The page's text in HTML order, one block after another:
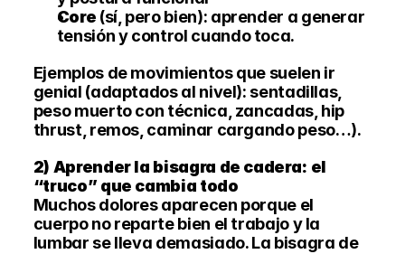
Core (sí, pero bien): aprender a generar
tensión y control cuando toca.
Ejemplos de movimientos que suelen ir
genial (adaptados al nivel): sentadillas,
peso muerto con técnica, zancadas, hip
thrust, remos, caminar cargando peso…).
2) Aprender la bisagra de cadera: el
“truco” que cambia todo
Muchos dolores aparecen porque el
cuerpo no reparte bien el trabajo y la
lumbar se lleva demasiado. La bisagra de